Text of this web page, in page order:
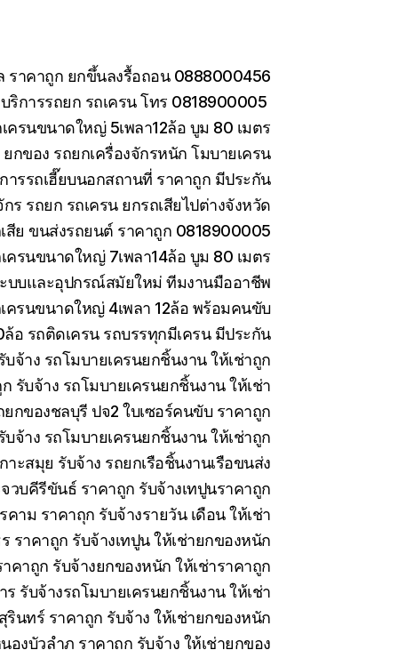
ราคาถูก ยกขึ้นลงรื้อถอน 0888000456
ริการรถยก รถเครน โทร 0818900005
ครนขนาดใหญ่ 5เพลา12ล้อ บูม 80 เมตร
กของ รถยกเครื่องจักรหนัก โมบายเครน
ารรถเฮี๊ยบนอกสถานที่ ราคาถูก มีประกัน
ร รถยก รถเครน ยกรถเสียไปต่างจังหวัด
สีย ขนส่งรถยนต์ ราคาถูก 0818900005
ครนขนาดใหญ่ 7เพลา14ล้อ บูม 80 เมตร
บบและอุปกรณ์สมัยใหม่ ทีมงานมืออาชีพ
ครนขนาดใหญ่ 4เพลา 12ล้อ พร้อมคนขับ
อ รถติดเครน รถบรรทุกมีเครน มีประกัน
จ้าง รถโมบายเครนยกชิ้นงาน ให้เช่าถูก
รับจ้าง รถโมบายเครนยกชิ้นงาน ให้เช่า
ยกของชลบุรี ปจ2 ใบเซอร์คนขับ ราคาถูก
จ้าง รถโมบายเครนยกชิ้นงาน ให้เช่าถูก
าะสมุย รับจ้าง รถยกเรือชิ้นงานเรือขนส่ง
วบคีรีขันธ์ ราคาถูก รับจ้างเทปูนราคาถูก
คาม ราคาถุก รับจ้างรายวัน เดือน ให้เช่า
ราคาถูก รับจ้างเทปูน ให้เช่ายกของหนัก
าคาถูก รับจ้างยกของหนัก ให้เช่าราคาถูก
ร รับจ้างรถโมบายเครนยกชิ้นงาน ให้เช่า
รินทร์ ราคาถูก รับจ้าง ให้เช่ายกของหนัก
องบัวลำภู ราคาถูก รับจ้าง ให้เช่ายกของ